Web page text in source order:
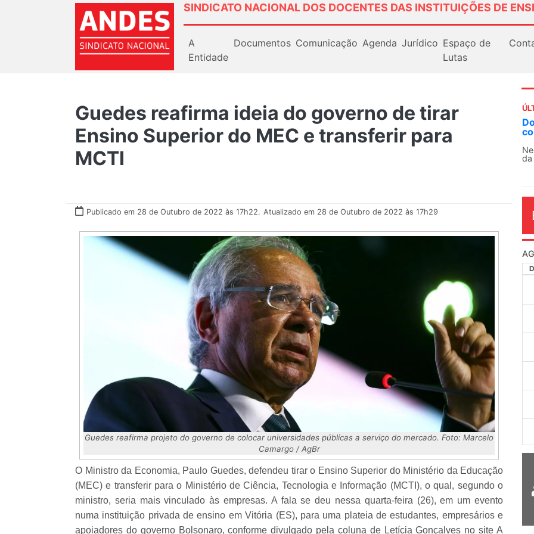
SINDICATO NACIONAL DOS DOCENTES DAS INSTITUIÇÕES DE
A
Entidade
Documentos Comunicação Agenda Jurídico Espaço de
Lutas
Guedes reafirma ideia do governo de tirar
Ensino Superior do MEC e transferir para
MCTI
Publicado em 28 de Outubro de 2022 às 17h22. Atualizado em 28 de Outubro de 2022 às 17h29
Guedes reafirma projeto do governo de colocar universidades públicas a serviço do mercado. Foto: Marcelo
Camargo / AgBr
O Ministro da Economia, Paulo Guedes, defendeu tirar o Ensino Superior do Ministério da Educação
(MEC) e transferir para o Ministério de Ciência, Tecnologia e Informação (MCTI), o qual, segundo o
ministro, seria mais vinculado às empresas. A fala se deu nessa quarta-feira (26), em um evento
numa instituição privada de ensino em Vitória (ES), para uma plateia de estudantes, empresários e
apoiadores do governo Bolsonaro, conforme divulgado pela coluna de Letícia Gonçalves no site A
Docentes paralisam novamente as
contra as políticas de Milei na Argentina
Nessa segunda-feira (3), sindicatos de docentes